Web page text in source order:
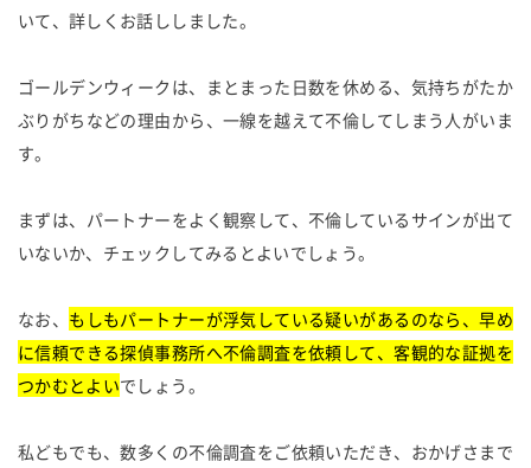
いて、詳しくお話ししました。
ゴールデンウィークは、まとまった日数を休める、気持ちがたか
ぶりがちなどの理由から、一線を越えて不倫してしまう人がいま
す。
まずは、パートナーをよく観察して、不倫しているサインが出て
いないか、チェックしてみるとよいでしょう。
なお、 もしもパートナーが浮気している疑いがあるのなら、早め
に信頼できる探偵事務所へ不倫調査を依頼して、客観的な証拠を
つかむとよいでしょう。
私どもでも、数多くの不倫調査をご依頼いただき、おかげさまで